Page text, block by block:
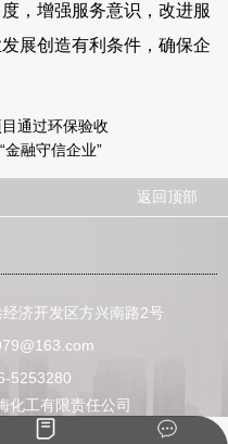
，增强服务意识，改进服
展创造有利条件，确保企
通过环保验收
融守信企业”
返回顶部
济开发区方兴南路2号
5253280
化工有限责任公司